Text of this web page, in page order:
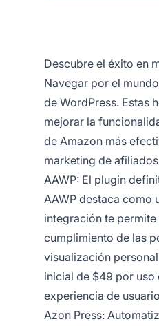
Descubre el éxito en
Navegar por el
de WordPress. Estas
mejorar la
de Amazon más
marketing de afiliados
AAWP: El plugin
AAWP destaca como
integración te
cumplimiento de las
visualización
inicial de $49 por uso
experiencia de usuario
Azon Press: